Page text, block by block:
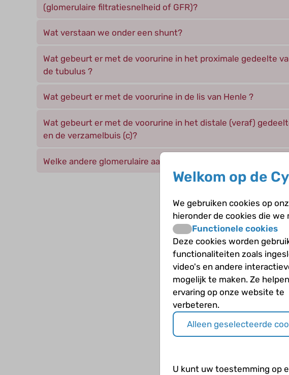
(glomerulaire filtratiesnelheid of GFR)?
Wat verstaan we onder een shunt?
Wat gebeurt er met de voorurine in het proximale gedeelte
de tubulus ?
Wat gebeurt er met de voorurine in de lis van Henle ?
Wat gebeurt er met de voorurine in het distale (veraf)
en de verzamelbuis (c)?
Welke andere glomerulaire aandoeningen kennen we?
Welkom op de
We gebruiken cookies op
hieronder de cookies die we
Functionele cookies
Deze cookies worden
functionaliteiten zoals
video's en andere
mogelijk te maken. Ze
ervaring op onze website te
verbeteren.
Alleen geselecteerde
U kunt uw toestemming op